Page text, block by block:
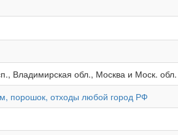
Владимирская обл., Москва и Моск. обл.
порошок, отходы любой город РФ